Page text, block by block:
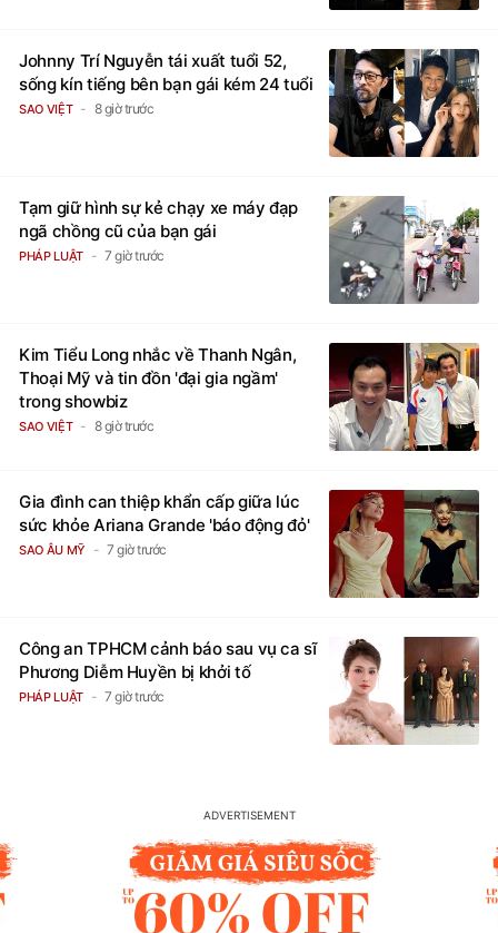
Johnny Trí Nguyễn tái xuất tuổi 52,
sống kín tiếng bên bạn gái kém 24 tuổi
SAO VIỆT 8 giờ trước
Tạm giữ hình sự kẻ chạy xe máy đạp
ngã chồng cũ của bạn gái
PHÁP LUẬT 7 giờ trước
Kim Tiểu Long nhắc về Thanh Ngân,
Thoại Mỹ và tin đồn 'đại gia ngầm'
trong showbiz
SAO VIỆT 8 giờ trước
Gia đình can thiệp khẩn cấp giữa lúc
sức khỏe Ariana Grande 'báo động đỏ'
SAO ÂU MỸ 7 giờ trước
Công an TPHCM cảnh báo sau vụ ca sĩ
Phương Diễm Huyền bị khởi tố
PHÁP LUẬT 7 giờ trước